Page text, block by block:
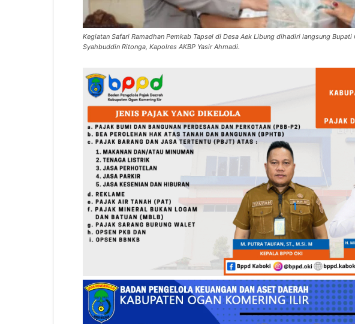
Kegiatan Safari Ramadhan Pemkab Tapsel di Desa Aek Libung dihadiri langsung Bupati
Syahbuddin Ritonga, Kapolres AKBP Yasir Ahmadi.